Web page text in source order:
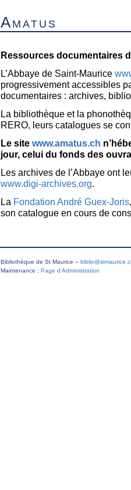
Amatus
Ressources documentaires
L’Abbaye de Saint-Maurice
progressivement accessibles
documentaires : archives,
La bibliothèque et la
RERO, leurs catalogues se
Le site www.amatus.ch
jour, celui du fonds des
Les archives de l’Abbaye ont
www.digi-archives.org.
La Fondation André Guex-Joris
son catalogue en cours de
Bibliothèque de St Maurice –
Maintenance : Page d’Administration